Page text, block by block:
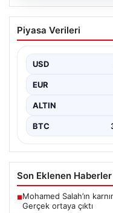
Nisan 2026
Başladı: Bakan
ailelerin beklediği
ediyor.…
Piyasa Verileri
USD
EUR
ALTIN
BTC
Son Eklenen Haberler
■Mohamed Salah’ın
Gerçek ortaya çıktı